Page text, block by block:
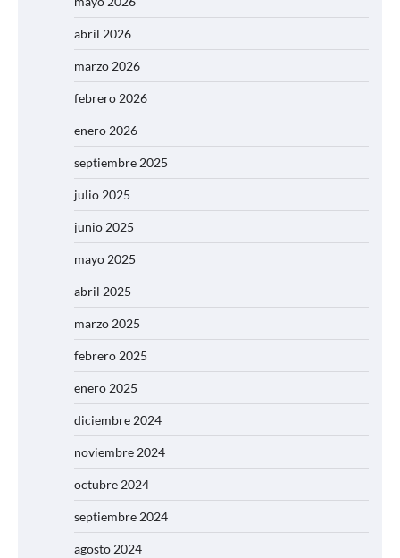
abril 2026
marzo 2026
febrero 2026
enero 2026
septiembre 2025
julio 2025
junio 2025
mayo 2025
abril 2025
marzo 2025
febrero 2025
enero 2025
diciembre 2024
noviembre 2024
octubre 2024
septiembre 2024
agosto 2024